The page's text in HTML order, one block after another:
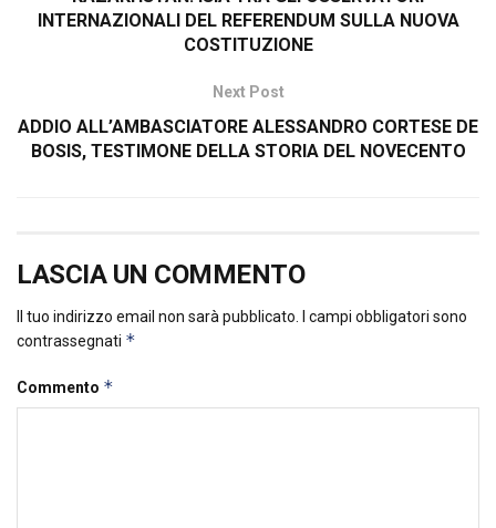
INTERNAZIONALI DEL REFERENDUM SULLA NUOVA
COSTITUZIONE
Next Post
ADDIO ALL’AMBASCIATORE ALESSANDRO CORTESE DE
BOSIS, TESTIMONE DELLA STORIA DEL NOVECENTO
LASCIA UN COMMENTO
Il tuo indirizzo email non sarà pubblicato.
I campi obbligatori sono
contrassegnati *
Commento *